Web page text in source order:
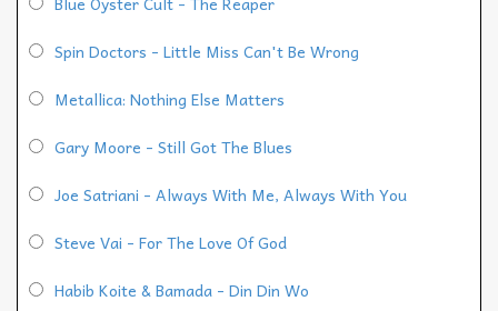
Spin Doctors - Little Miss Can't Be Wrong
Metallica: Nothing Else Matters
Gary Moore - Still Got The Blues
Joe Satriani - Always With Me, Always With You
Steve Vai - For The Love Of God
Habib Koite & Bamada - Din Din Wo